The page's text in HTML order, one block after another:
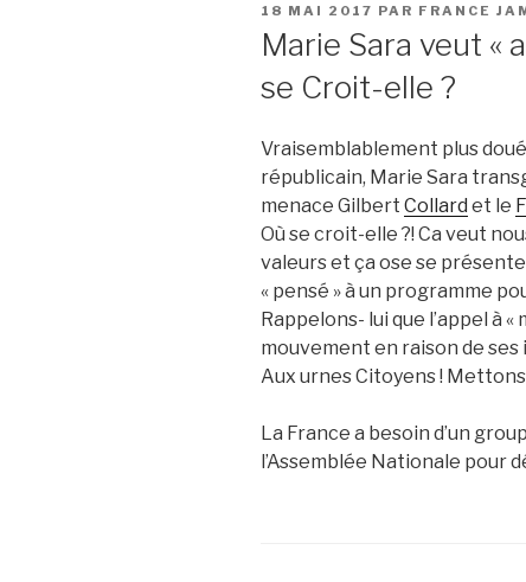
PUBLIÉ
LE
18 MAI 2017 PAR FRANCE
Marie Sara veut «
se Croit-elle ?
Vraisemblablement plus
républicain, Marie Sara
menace Gilbert Collard et le
Où se croit-elle ?! Ca veut
valeurs et ça ose se
« pensé » à un programme
Rappelons- lui que l’appel à «
mouvement en raison de
Aux urnes Citoyens !
La France a besoin d’un
l’Assemblée Nationale pour